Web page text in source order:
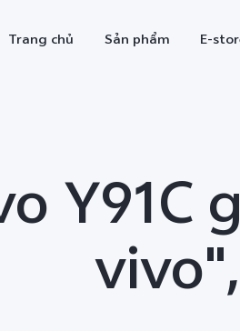
Trang chủ Sản phẩm E-
Y91C